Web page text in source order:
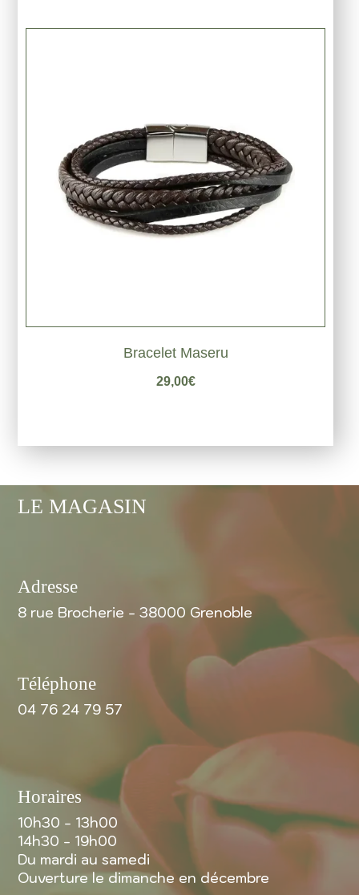
Bracelet Maseru
29,00€
LE MAGASIN
Adresse
8 rue Brocherie - 38000 Grenoble
Téléphone
04 76 24 79 57
Horaires
10h30 - 13h00
14h30 - 19h00
Du mardi au samedi
Ouverture le dimanche en décembre